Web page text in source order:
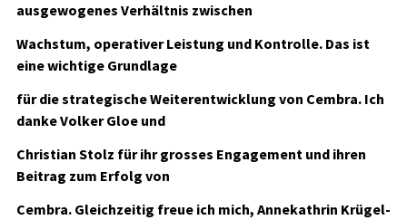
ausgewogenes Verhältnis zwischen
Wachstum, operativer Leistung und Kontrolle. Das ist
eine wichtige Grundlage
für die strategische Weiterentwicklung von Cembra. Ich
danke Volker Gloe und
Christian Stolz für ihr grosses Engagement und ihren
Beitrag zum Erfolg von
Cembra. Gleichzeitig freue ich mich, Annekathrin Krügel-